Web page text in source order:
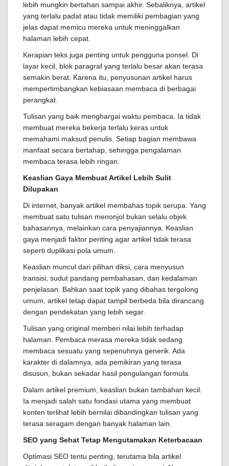
lebih mungkin bertahan sampai akhir. Sebaliknya, artikel
yang terlalu padat atau tidak memiliki pembagian yang
jelas dapat memicu mereka untuk meninggalkan
halaman lebih cepat.
Kerapian teks juga penting untuk pengguna ponsel. Di
layar kecil, blok paragraf yang terlalu besar akan terasa
semakin berat. Karena itu, penyusunan artikel harus
mempertimbangkan kebiasaan membaca di berbagai
perangkat.
Tulisan yang baik menghargai waktu pembaca. Ia tidak
membuat mereka bekerja terlalu keras untuk
memahami maksud penulis. Setiap bagian membawa
manfaat secara bertahap, sehingga pengalaman
membaca terasa lebih ringan.
Keaslian Gaya Membuat Artikel Lebih Sulit
Dilupakan
Di internet, banyak artikel membahas topik serupa. Yang
membuat satu tulisan menonjol bukan selalu objek
bahasannya, melainkan cara penyajiannya. Keaslian
gaya menjadi faktor penting agar artikel tidak terasa
seperti duplikasi pola umum.
Keaslian muncul dari pilihan diksi, cara menyusun
transisi, sudut pandang pembahasan, dan kedalaman
penjelasan. Bahkan saat topik yang dibahas tergolong
umum, artikel tetap dapat tampil berbeda bila dirancang
dengan pendekatan yang lebih segar.
Tulisan yang original memberi nilai lebih terhadap
halaman. Pembaca merasa mereka tidak sedang
membaca sesuatu yang sepenuhnya generik. Ada
karakter di dalamnya, ada pemikiran yang terasa
disusun, bukan sekadar hasil pengulangan formula.
Dalam artikel premium, keaslian bukan tambahan kecil.
Ia menjadi salah satu fondasi utama yang membuat
konten terlihat lebih bernilai dibandingkan tulisan yang
terasa seragam dengan banyak halaman lain.
SEO yang Sehat Tetap Mengutamakan Keterbacaan
Optimasi SEO tentu penting, terutama bila artikel